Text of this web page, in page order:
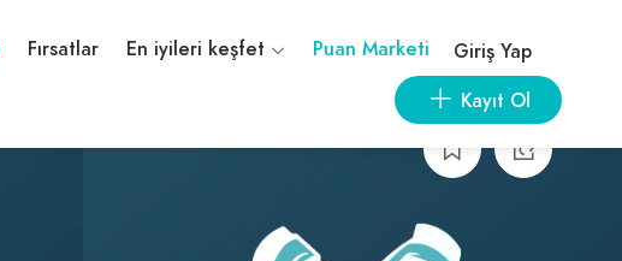
Fırsatlar En iyileri keşfet Puan Marketi
Giriş Yap
Kayıt Ol